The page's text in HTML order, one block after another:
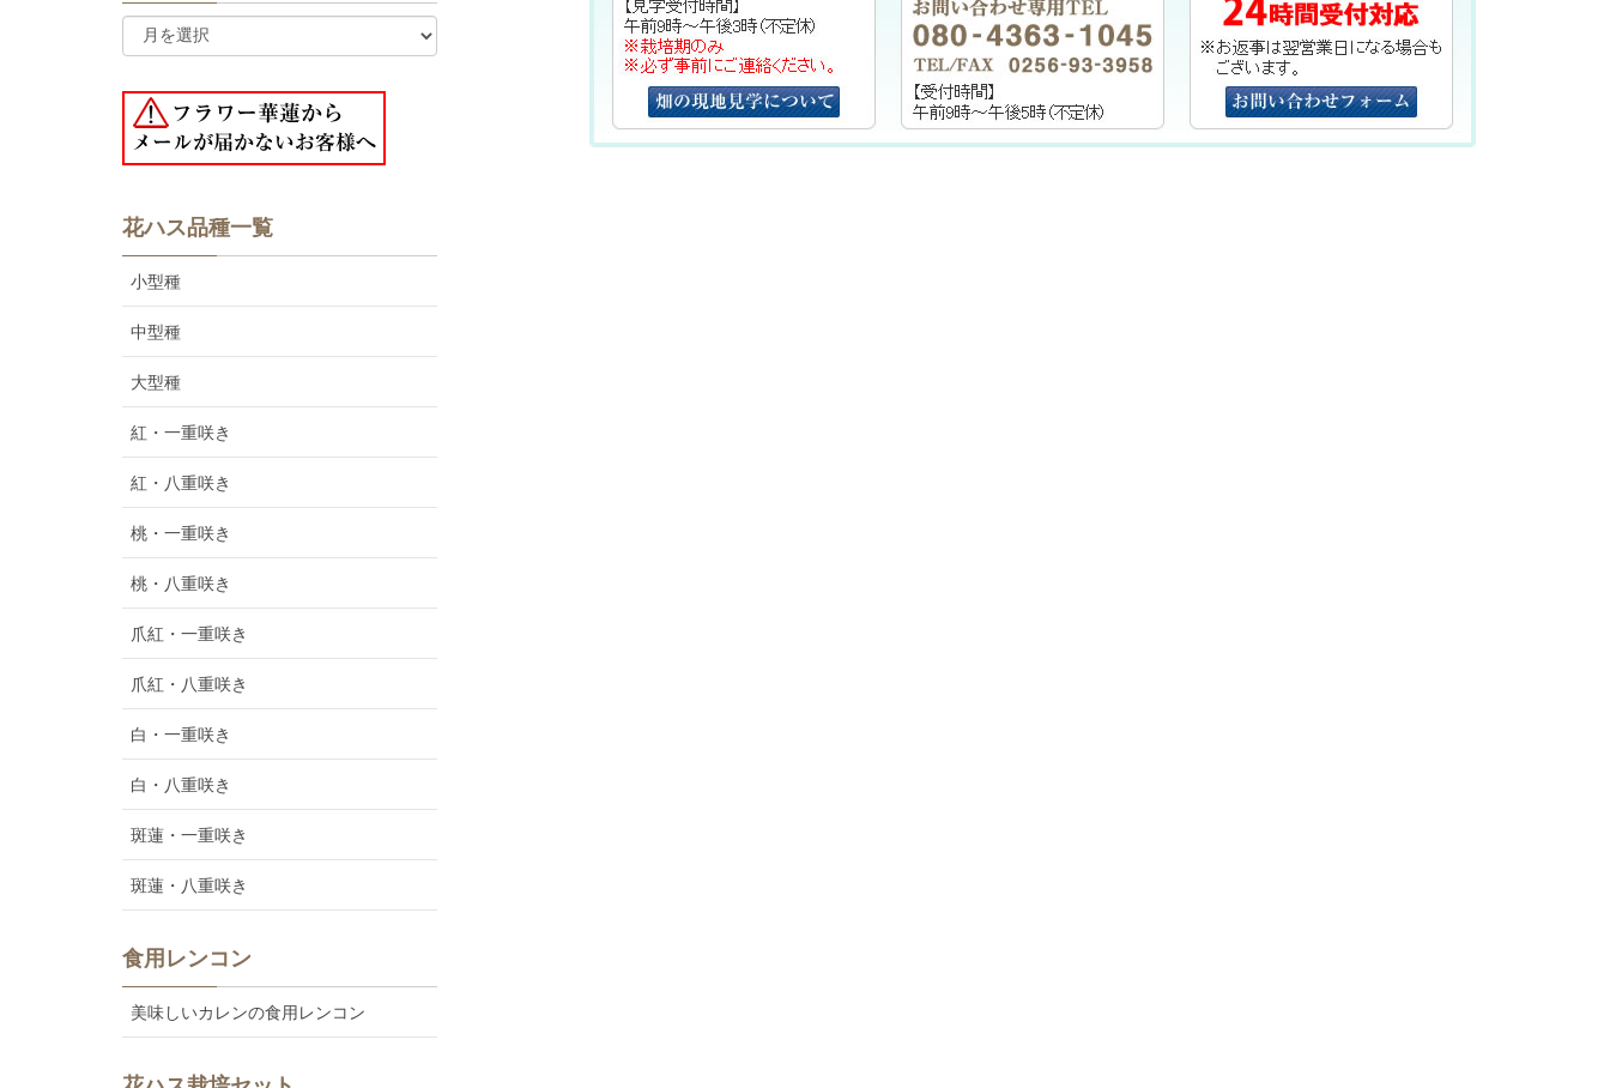
花ハス品種一覧
小型種
中型種
大型種
紅・一重咲き
紅・八重咲き
桃・一重咲き
桃・八重咲き
爪紅・一重咲き
爪紅・八重咲き
白・一重咲き
白・八重咲き
斑蓮・一重咲き
斑蓮・八重咲き
食用レンコン
美味しいカレンの食用レンコン